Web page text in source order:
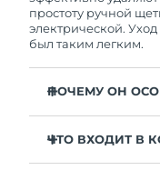
простоту ручной
электрической.
был таким легким.
ПОЧЕМУ ОН
рта улучшается на
Клинически
ЧТО ВХОДИТ В